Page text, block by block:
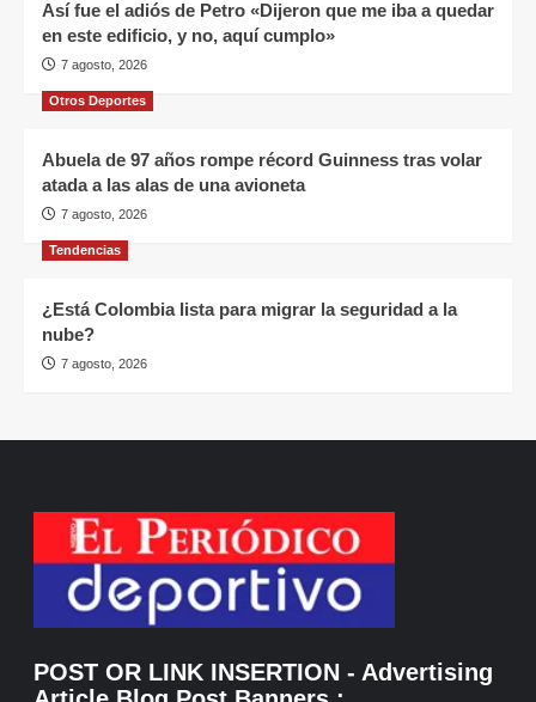
Así fue el adiós de Petro «Dijeron que me iba a quedar
en este edificio, y no, aquí cumplo»
7 agosto, 2026
Otros Deportes
Abuela de 97 años rompe récord Guinness tras volar
atada a las alas de una avioneta
7 agosto, 2026
Tendencias
¿Está Colombia lista para migrar la seguridad a la
nube?
7 agosto, 2026
POST OR LINK INSERTION - Advertising